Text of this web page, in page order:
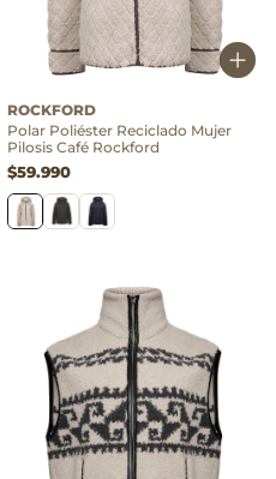
ROCKFORD
Polar Poliéster Reciclado Mujer
Pilosis Café Rockford
$59.990